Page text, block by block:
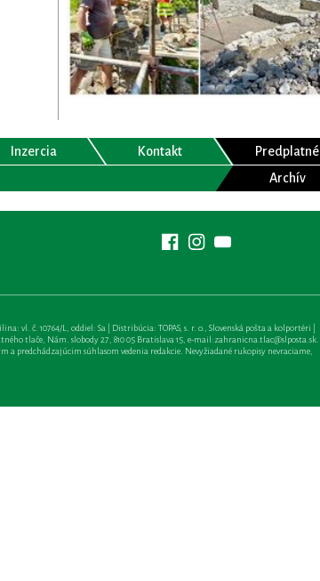
Inzercia Kontakt
Predplatné
Archív
vl. č. 10764/L, oddiel: Sa | Distribúcia: TOPAS, s. r. o., Slovenská pošta a kolportéri |
tlače, Nám. slobody 27, 810 05 Bratislava 15, e-mail:zahranicna.tlac@slposta.sk. |
predchádzajúcim súhlasom vedenia redakcie. Nevyžiadané rukopisy nevraciame,